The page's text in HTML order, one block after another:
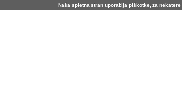
Naša spletna stran uporablja piškotke, za